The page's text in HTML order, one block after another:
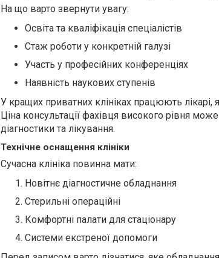
На що варто звернути увагу:
Освіта та кваліфікація спеціалістів
Стаж роботи у конкретній галузі
Участь у професійних конференціях
Наявність наукових ступенів
У кращих приватних клініках працюють
Ціна консультації фахівця високого рівня
діагностики та лікування.
Технічне оснащення клініки
Сучасна клініка повинна мати:
Новітнє діагностичне обладнання
Стерильні операційні
Комфортні палати для стаціонару
Системи екстреної допомоги